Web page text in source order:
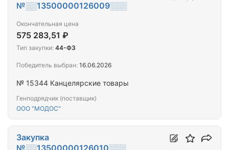
№ 15344 Канцелярские товары
Генподрядчик (поставщик)
ООО "МОДОС"
№░░13500000126009░░░
Окончательная цена
575 283,51 ₽
Тип закупки: 44-ФЗ
Победитель выбран: 16.06.2026
Закупка